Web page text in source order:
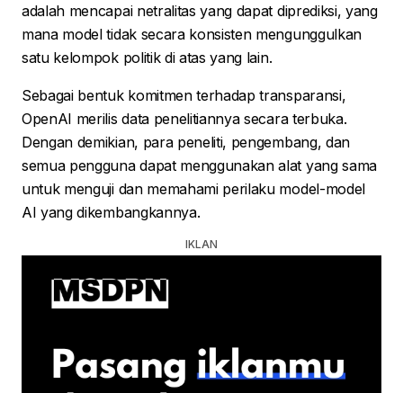
adalah mencapai netralitas yang dapat diprediksi, yang
mana model tidak secara konsisten mengunggulkan
satu kelompok politik di atas yang lain.
Sebagai bentuk komitmen terhadap transparansi,
OpenAI merilis data penelitiannya secara terbuka.
Dengan demikian, para peneliti, pengembang, dan
semua pengguna dapat menggunakan alat yang sama
untuk menguji dan memahami perilaku model-model
AI yang dikembangkannya.